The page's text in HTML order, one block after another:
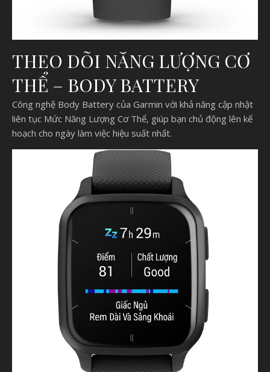
THEO DÕI NĂNG LƯỢNG CƠ
THỂ – BODY BATTERY
Công nghệ Body Battery của Garmin với khả năng cập nhật
liên tục Mức Năng Lượng Cơ Thể, giúp bạn chủ động lên kế
hoạch cho ngày làm việc hiệu suất nhất.